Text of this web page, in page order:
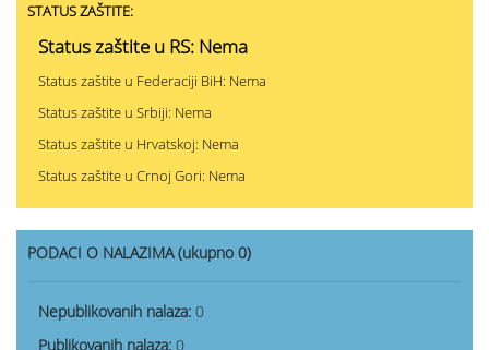
STATUS ZAŠTITE:
Status zaštite u RS: Nema
Status zaštite u Federaciji BiH: Nema
Status zaštite u Srbiji: Nema
Status zaštite u Hrvatskoj: Nema
Status zaštite u Crnoj Gori: Nema
PODACI O NALAZIMA (ukupno 0)
Nepublikovanih nalaza: 0
Publikovanih nalaza: 0